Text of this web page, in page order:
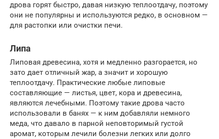
дрова горят быстро, давая низкую теплоотдачу, поэтому
они не популярны и используются редко, в основном —
для растопки или очистки печи.
Липа
Липовая древесина, хотя и медленно разгорается, но
зато дает отличный жар, а значит и хорошую
теплоотдачу. Практические любые липовые
составляющие — листья, цвет, кора и древесина,
являются лечебными. Поэтому такие дрова часто
использовали в банях — к ним добавляли немного
меда, что давало в парной неповторимый густой
аромат, которым лечили болезни легких или долго